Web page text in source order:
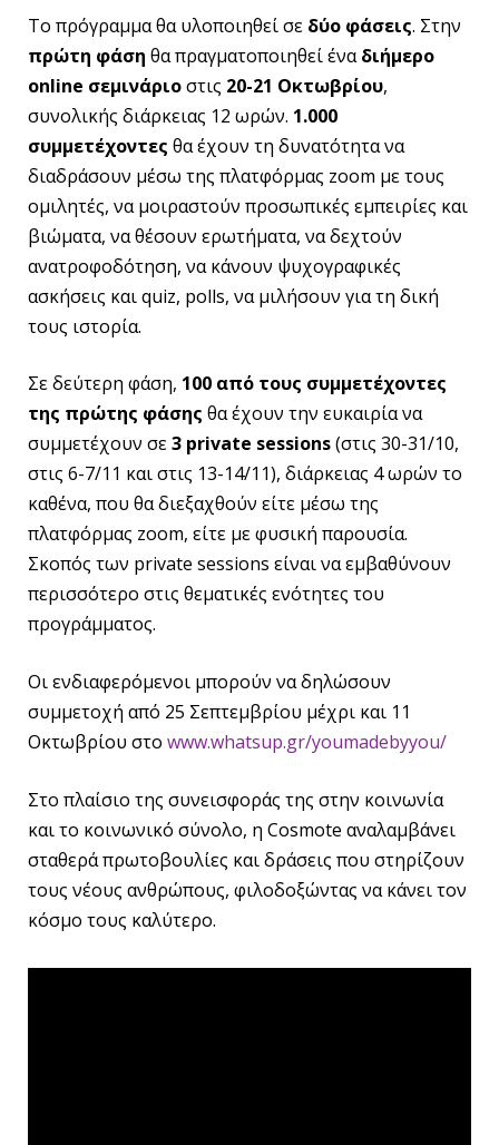
Το πρόγραμμα θα υλοποιηθεί σε δύο φάσεις. Στην
πρώτη φάση θα πραγματοποιηθεί έναδιήμερο
online σεμινάριοστις 20-21 Οκτωβρίου,
συνολικής διάρκειας 12 ωρών. 1.000
συμμετέχοντες θα έχουν τη δυνατότητα να
διαδράσουν μέσω της πλατφόρμας zoom με τους
ομιλητές, να μοιραστούν προσωπικές εμπειρίες και
βιώματα, να θέσουν ερωτήματα, να δεχτούν
ανατροφοδότηση, να κάνουν ψυχογραφικές
ασκήσεις και quiz, polls, να μιλήσουν για τη δική
τους ιστορία.
Σε δεύτερη φάση, 100 από τους συμμετέχοντες
της πρώτης φάσης θα έχουν την ευκαιρία να
συμμετέχουν σε3 private sessions(στις 30-31/10,
στις 6-7/11 και στις 13-14/11), διάρκειας 4 ωρών το
καθένα, που θα διεξαχθούν είτε μέσω της
πλατφόρμας zoom, είτε με φυσική παρουσία.
Σκοπός των private sessions είναι να εμβαθύνουν
περισσότερο στις θεματικές ενότητες του
προγράμματος.
Οι ενδιαφερόμενοι μπορούν να δηλώσουν
συμμετοχή από 25 Σεπτεμβρίου μέχρι και 11
Οκτωβρίου στο www.whatsup.gr/youmadebyyou/
Στο πλαίσιο της συνεισφοράς της στην κοινωνία
και το κοινωνικό σύνολο, η Cosmote αναλαμβάνει
σταθερά πρωτοβουλίες και δράσεις που στηρίζουν
τους νέους ανθρώπους, φιλοδοξώντας να κάνει τον
κόσμο τους καλύτερο.